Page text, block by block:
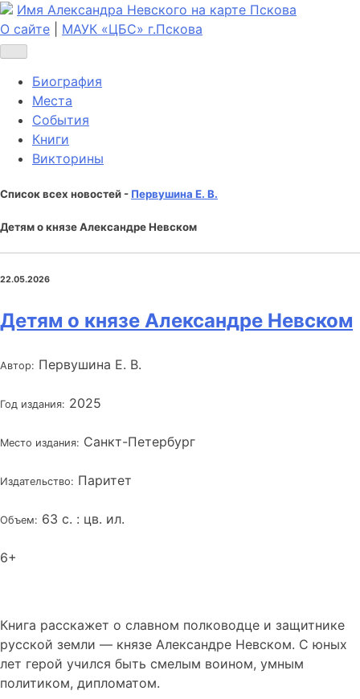
Имя Александра Невского на карте Пскова
О сайте
МАУК «ЦБС» г.Пскова
Биография
Места
События
Книги
Викторины
Список всех новостей - Первушина Е. В.
Детям о князе Александре Невском
22.05.2026
Детям о князе Александре Невском
Автор: Первушина Е. В.
Год издания: 2025
Место издания: Санкт-Петербург
Издательство: Паритет
Объем: 63 с. : цв. ил.
6+
Книга расскажет о славном полководце и защитнике
русской земли — князе Александре Невском. С юных
лет герой учился быть смелым воином, умным
политиком, дипломатом.